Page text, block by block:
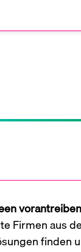
Firmen aus
finden